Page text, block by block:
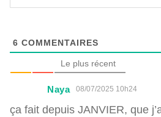
6 COMMENTAIRES
Le plus récent
Naya 08/07/2025 10h24
ça fait depuis JANVIER, que